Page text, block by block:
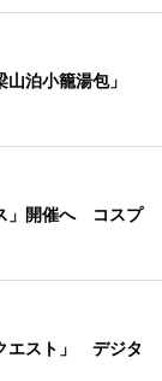
山泊小籠湯包」
」開催へ コスプ
エスト」 デジタ